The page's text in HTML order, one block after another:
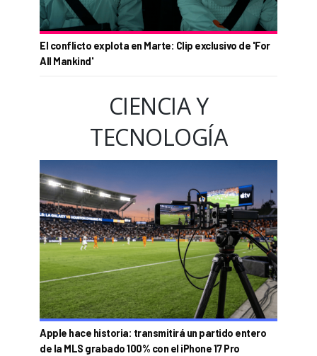
El conflicto explota en Marte: Clip exclusivo de 'For
All Mankind'
CIENCIA Y
TECNOLOGÍA
Apple hace historia: transmitirá un partido entero
de la MLS grabado 100% con el iPhone 17 Pro